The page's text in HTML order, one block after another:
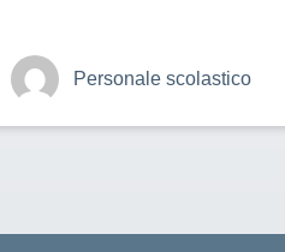
Personale scolastico